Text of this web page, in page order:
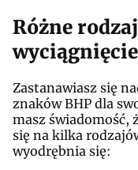
Różne
Zastanawiasz się
znaków BHP dla
masz świadomość,
się na kilka
wyodrębnia się: